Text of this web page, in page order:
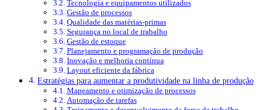
Tecnologia e equipamentos utilizados
Gestão de processos
Qualidade das matérias-primas
Segurança no local de trabalho
Gestão de estoque
Planejamento e programação de produção
Inovação e melhoria contínua
Layout eficiente da fábrica
Estratégias para aumentar a produtividade na linha de produção
Mapeamento e otimização de processos
Automação de tarefas